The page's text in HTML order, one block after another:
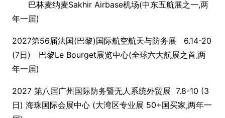
巴林麦纳麦Sakhir Airbase机场(中东五航展之一,两
年一届)
2027第56届法国(巴黎)国际航空航天与防务展 6.14-20
(7日) 巴黎Le Bourget展览中心(全球六大航展之首,两
年一届)
2027 第八届广州国际防务暨无人系统外贸展 7.8-10 (3
日) 海珠国际会展中心 (大湾区专业展 50+国买家,两年一